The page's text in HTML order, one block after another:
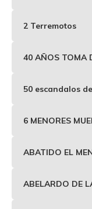
2 Terremotos
40 AÑOS TOMA
50 escandalos
6 MENORES
ABATIDO EL
ABELARDO DE